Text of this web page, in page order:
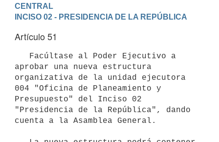
CENTRAL
INCISO 02 - PRESIDENCIA DE LA REPÚBLICA
Artículo 51
aprobar una nueva estructura
organizativa de la unidad ejecutora
004 "Oficina de Planeamiento y
Presupuesto" del Inciso 02
"Presidencia de la República", dando
cuenta a la Asamblea General.